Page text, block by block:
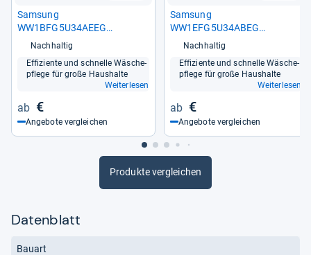
Sam­sung
WW1BFG5U34AEEG
WW5000F
Nachhaltig
Effi­zi­ente und schnelle Wäsche­
pflege für große Haus­halte
Weiterlesen
€
Angebote vergleichen
Sam­sung
WW1EFG5U34ABEG
WW5000F
Nachhaltig
Effi­zi­ente und schnelle Wäsche­
pflege für große Haus­halte
Weiterlesen
€
Angebote vergleichen
Produkte vergleichen
Datenblatt
Bauart